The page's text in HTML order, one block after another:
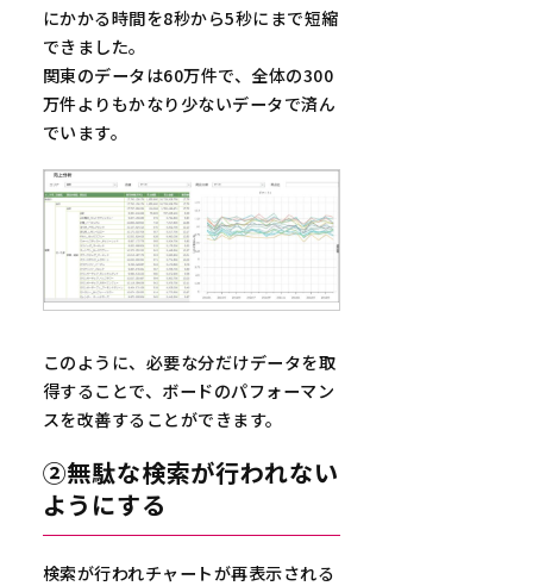
にかかる時間を8秒から5秒にまで短縮
できました。
関東のデータは60万件で、全体の300
万件よりもかなり少ないデータで済ん
でいます。
このように、必要な分だけデータを取
得することで、ボードのパフォーマン
スを改善することができます。
②無駄な検索が行われない
ようにする
検索が行われチャートが再表示される